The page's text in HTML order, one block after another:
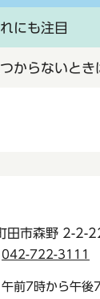
にも注目
からないとき
田市森野 2-2-
042-722-3111
午前7時から午後